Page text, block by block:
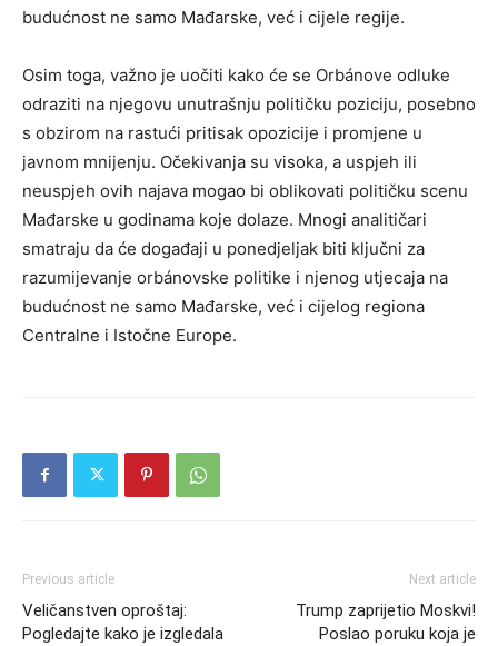
budućnost ne samo Mađarske, već i cijele regije.
Osim toga, važno je uočiti kako će se Orbánove odluke
odraziti na njegovu unutrašnju političku poziciju, posebno
s obzirom na rastući pritisak opozicije i promjene u
javnom mnijenju. Očekivanja su visoka, a uspjeh ili
neuspjeh ovih najava mogao bi oblikovati političku scenu
Mađarske u godinama koje dolaze. Mnogi analitičari
smatraju da će događaji u ponedjeljak biti ključni za
razumijevanje orbánovske politike i njenog utjecaja na
budućnost ne samo Mađarske, već i cijelog regiona
Centralne i Istočne Europe.
Previous article
Veličanstven oproštaj:
Pogledajte kako je izgledala
Next article
Trump zaprijetio Moskvi!
Poslao poruku koja je